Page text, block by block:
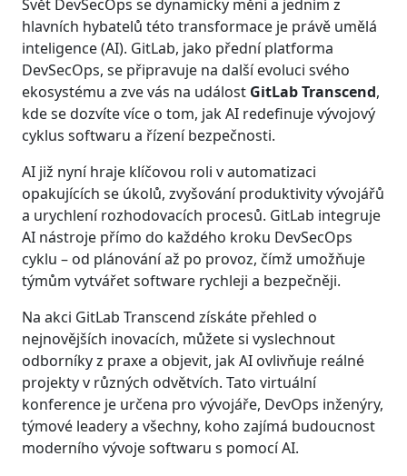
Svět DevSecOps se dynamicky mění a jedním z
hlavních hybatelů této transformace je právě umělá
inteligence (AI). GitLab, jako přední platforma
DevSecOps, se připravuje na další evoluci svého
ekosystému a zve vás na událost GitLab Transcend,
kde se dozvíte více o tom, jak AI redefinuje vývojový
cyklus softwaru a řízení bezpečnosti.
AI již nyní hraje klíčovou roli v automatizaci
opakujících se úkolů, zvyšování produktivity vývojářů
a urychlení rozhodovacích procesů. GitLab integruje
AI nástroje přímo do každého kroku DevSecOps
cyklu – od plánování až po provoz, čímž umožňuje
týmům vytvářet software rychleji a bezpečněji.
Na akci GitLab Transcend získáte přehled o
nejnovějších inovacích, můžete si vyslechnout
odborníky z praxe a objevit, jak AI ovlivňuje reálné
projekty v různých odvětvích. Tato virtuální
konference je určena pro vývojáře, DevOps inženýry,
týmové leadery a všechny, koho zajímá budoucnost
moderního vývoje softwaru s pomocí AI.